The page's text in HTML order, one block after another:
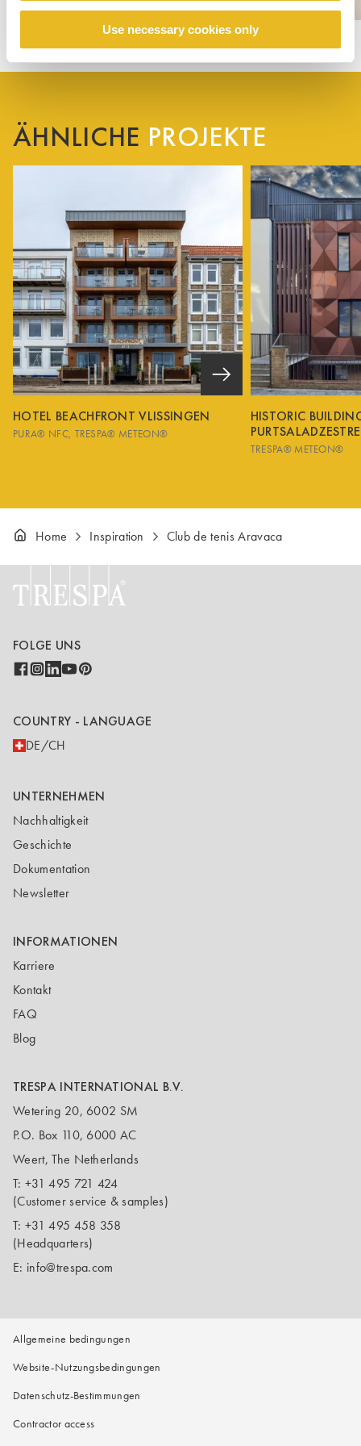
Use necessary cookies only
ÄHNLICHE PROJEKTE
HOTEL BEACHFRONT VLISSINGEN
PURA® NFC TRESPA® METEON®
HISTORIC
TRESPA® METEON®
Home Inspiration Club de tenis Aravaca
FOLGE UNS
COUNTRY - LANGUAGE
DE/CH
UNTERNEHMEN
Nachhaltigkeit
Geschichte
Dokumentation
Newsletter
INFORMATIONEN
Karriere
Kontakt
FAQ
Blog
TRESPA INTERNATIONAL B.V.
Wetering 20, 6002 SM
P.O. Box 110, 6000 AC
Weert, The Netherlands
T: +31 495 721 424
(Customer service & samples)
T: +31 495 458 358
(Headquarters)
E: info@trespa.com
Allgemeine bedingungen
Website-Nutzungsbedingungen
Datenschutz-Bestimmungen
Contractor access